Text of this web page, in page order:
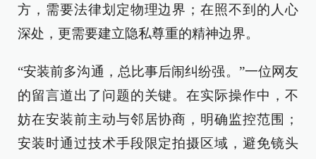
方，需要法律划定物理边界；在照不到的人心
深处，更需要建立隐私尊重的精神边界。
“安装前多沟通，总比事后闹纠纷强。”一位网友
的留言道出了问题的关键。在实际操作中，不
妨在安装前主动与邻居协商，明确监控范围；
安装时通过技术手段限定拍摄区域，避免镜头